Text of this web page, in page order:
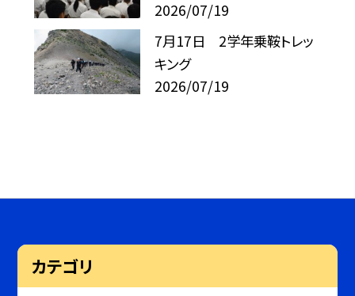
2026/07/19
7月17日 2学年乗鞍トレッ
キング
2026/07/19
カテゴリ